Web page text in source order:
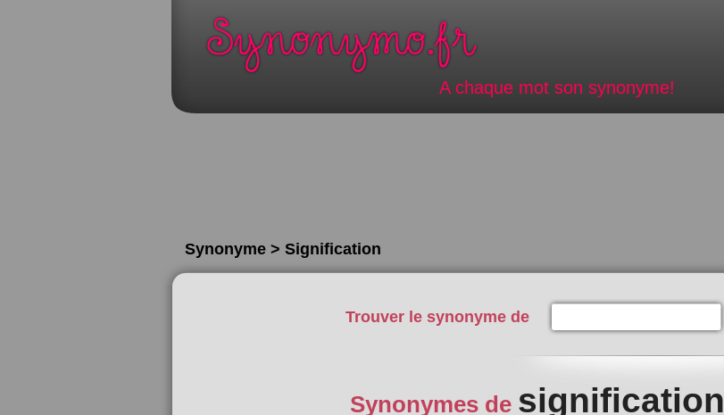
A chaque mot son synonyme!
Synonyme > Signification
Trouver le synonyme de
Synonymes de signification